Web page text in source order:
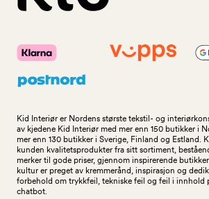
Kid Interiør er Nordens største tekstil- og
av kjedene Kid Interiør med mer enn 150 butikker i
mer enn 130 butikker i Sverige, Finland og Estland.
kunden kvalitetsprodukter fra sitt sortiment,
merker til gode priser, gjennom inspirerende
kultur er preget av kremmerånd, inspirasjon og
forbehold om trykkfeil, tekniske feil og feil i innhold
chatbot.